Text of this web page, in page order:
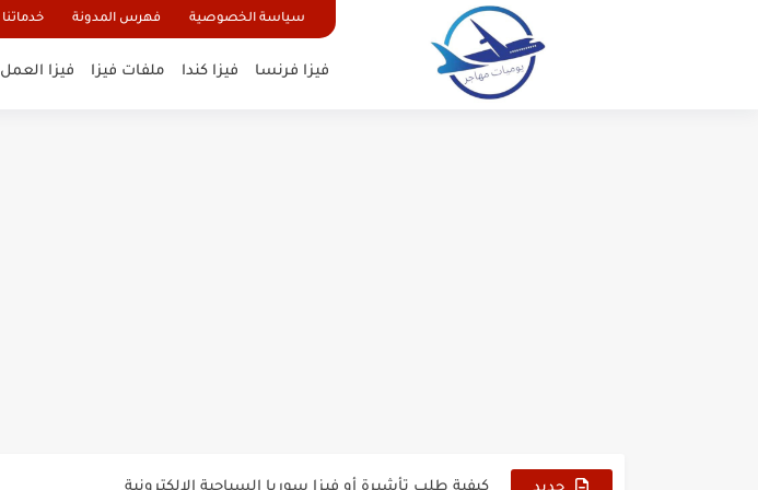
سياسة الخصوصية فهرس المدونة خدماتنا
فيزا فرنسا فيزا كندا ملفات فيزا فيزا العمل